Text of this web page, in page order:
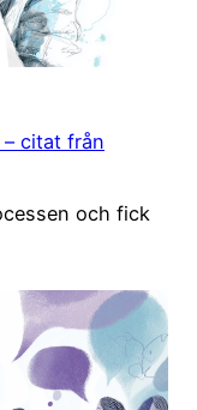
citat från
och fick